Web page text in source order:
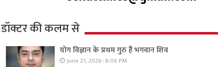
डॉक्टर की कलम से
योग विज्ञान के प्रथम गुरु हैं भगवान शिव
June 21, 2026- 8:06 PM